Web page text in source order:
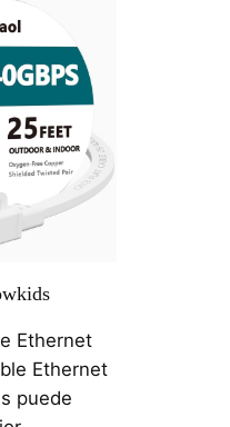
Ethernet
Ethernet
puede